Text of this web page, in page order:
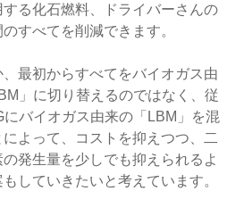
する化石燃料、ドライバーさんの
すべてを削減できます。
、最初からすべてをバイオガス由
」に切り替えるのではなく、従
にバイオガス由来の「LBM」を混
よって、コストを抑えつつ、二
発生量を少しでも抑えられるよ
もしていきたいと考えています。